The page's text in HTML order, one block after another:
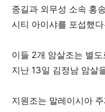
종길과 외무성 소속 홍
시티 아이샤를 포섭했
이들 2개 암살조는 별
지난 13일 김정남 암살
지원조는 말레이시아